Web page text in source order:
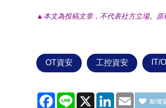
▲本文為投稿文章，不代表社方立場。原
OT資安 工控資安 IT/
Facebook
Line X LinkedInEmail